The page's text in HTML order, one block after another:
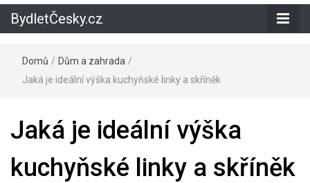
BydletČesky.cz
Domů / Dům a zahrada /
Jaká je ideální výška kuchyňské linky a skříněk
Jaká je ideální výška
kuchyňské linky a skříněk